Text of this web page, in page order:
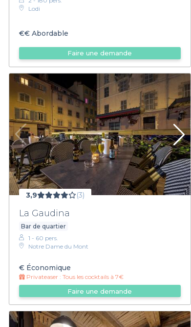
Lodi
€€ Abordable
Faire une demande
3,9 (3)
La Gaudina
Bar de quartier
1 - 60 pers.
Notre Dame du Mont
€ Économique
Privateaser : Tous les cocktails à 7€
Faire une demande